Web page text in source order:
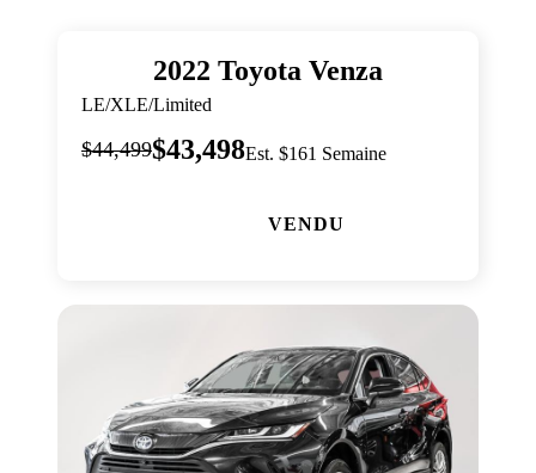
2022 Toyota Venza
LE/XLE/Limited
$44,499$43,498Est. $161 Semaine
VENDU